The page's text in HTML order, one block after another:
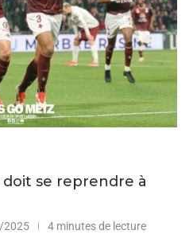
doit se reprendre à
2025 4 minutes de lecture